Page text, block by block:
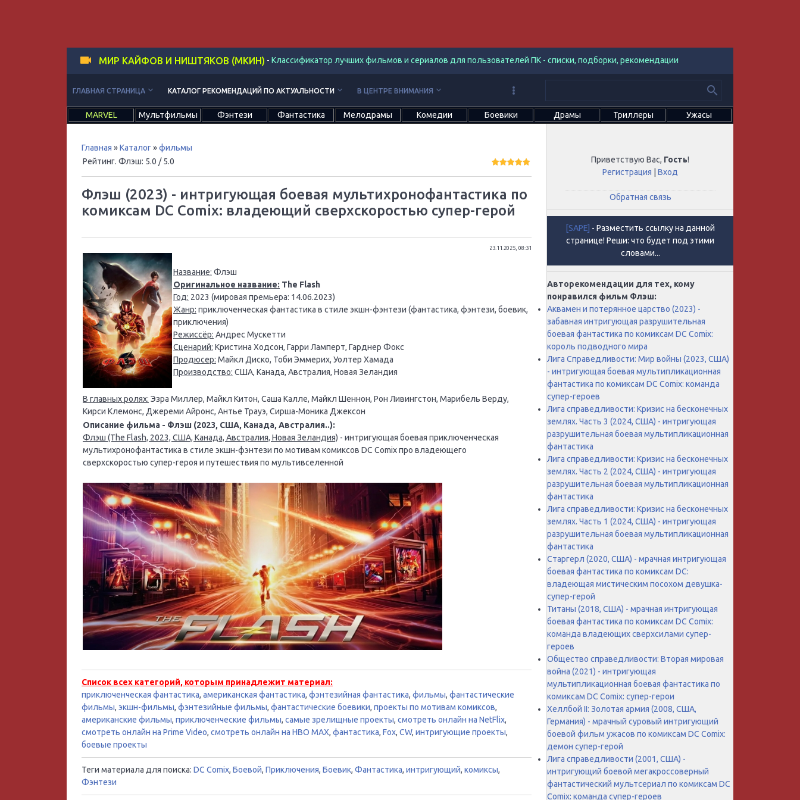
МИР КАЙФОВ И НИШТЯКОВ (МКИН) - Классификатор лучших фильмов и сериалов для пользователей ПК - списки, подборки, рекомендации
ГЛАВНАЯ СТРАНИЦА keyboard_arrow_down КАТАЛОГ РЕКОМЕНДАЦИЙ ПО АКТУАЛЬНОСТИ keyboard_arrow_down В ЦЕНТРЕ ВНИМАНИЯ keyboard_arrow_down
MARVEL Мультфильмы Фэнтези Фантастика Мелодрамы Комедии Боевики Драмы Триллеры Ужасы
Главная »Каталог»фильмы
Рейтинг. Флэш: 5.0 / 5.0
Флэш (2023) - интригующая боевая мультихронофантастика по
комиксам DC Comix: владеющий сверхскоростью супер-герой
23.11.2025, 08:31
Название: Флэш
Оригинальное название: The Flash
Год: 2023 (мировая премьера: 14.06.2023)
Жанр: приключенческая фантастика в стиле экшн-фэнтези (фантастика, фэнтези, боевик,
приключения)
Режиссёр: Андрес Мускетти
Сценарий: Кристина Ходсон, Гарри Ламперт, Гарднер Фокс
Продюсер: Майкл Диско, Тоби Эммерих, Уолтер Хамада
Производство: США, Канада, Австралия, Новая Зеландия
В главных ролях: Эзра Миллер, Майкл Китон, Саша Калле, Майкл Шеннон, Рон Ливингстон, Марибель Верду,
Кирси Клемонс, Джереми Айронс, Антье Трауэ, Сирша-Моника Джексон
Описание фильма - Флэш (2023, США, Канада, Австралия..):
Флэш (The Flash, 2023, США, Канада, Австралия, Новая Зеландия) - интригующая боевая приключенческая
мультихронофантастика в стиле экшн-фэнтези по мотивам комиксов DC Comix про владеющего
сверхскоростью супер-героя и путешествия по мультивселенной
Список всех категорий, которым принадлежит материал:
приключенческая фантастика, американская фантастика, фэнтезийная фантастика, фильмы, фантастические
фильмы, экшн-фильмы, фэнтезийные фильмы, фантастические боевики, проекты по мотивам комиксов,
американские фильмы, приключенческие фильмы, самые зрелищные проекты, смотреть онлайн на NetFlix,
смотреть онлайн на Prime Video, смотреть онлайн на HBO MAX, фантастика, Fox, CW, интригующие проекты,
боевые проекты
Теги материала для поиска: DC Comix, Боевой, Приключения, Боевик, Фантастика, интригующий, комиксы,
Фэнтези
Приветствую Вас, Гость!
Регистрация |Вход
Обратная связь
[SAPE] - Разместить ссылку на данной
странице! Реши: что будет под этими
словами...
Авторекомендации для тех, кому
понравился фильм Флэш:
Аквамен и потерянное царство (2023) -
забавная интригующая разрушительная
боевая фантастика по комиксам DC Comix:
король подводного мира
Лига Справедливости: Мир войны (2023, США)
- интригующая боевая мультипликационная
фантастика по комиксам DC Comix: команда
супер-героев
Лига справедливости: Кризис на бесконечных
землях. Часть 3 (2024, США) - интригующая
разрушительная боевая мультипликационная
фантастика
Лига справедливости: Кризис на бесконечных
землях. Часть 2 (2024, США) - интригующая
разрушительная боевая мультипликационная
фантастика
Лига справедливости: Кризис на бесконечных
землях. Часть 1 (2024, США) - интригующая
разрушительная боевая мультипликационная
фантастика
Старгерл (2020, США) - мрачная интригующая
боевая фантастика по комиксам DC:
владеющая мистическим посохом девушка-
супер-герой
Титаны (2018, США) - мрачная интригующая
боевая фантастика по комиксам DC Comix:
команда владеющих сверхсилами супер-
героев
Общество справедливости: Вторая мировая
война (2021) - интригующая
мультипликационная боевая фантастика по
комиксам DC Comix: супер-герои
Хеллбой II: Золотая армия (2008, США,
Германия) - мрачный суровый интригующий
боевой фильм ужасов по комиксам DC Comix:
демон супер-герой
Лига справедливости (2001, США) -
интригующий боевой мегакроссоверный
фантастический мультсериал по комиксам DC
Comix: команда супер-героев